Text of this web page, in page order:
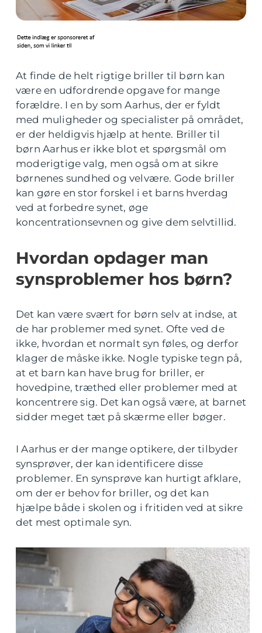
At finde de helt rigtige briller til børn kan
være en udfordrende opgave for mange
forældre. I en by som Aarhus, der er fyldt
med muligheder og specialister på området,
er der heldigvis hjælp at hente. Briller til
børn Aarhus er ikke blot et spørgsmål om
moderigtige valg, men også om at sikre
børnenes sundhed og velvære. Gode briller
kan gøre en stor forskel i et barns hverdag
ved at forbedre synet, øge
koncentrationsevnen og give dem selvtillid.
Hvordan opdager man
synsproblemer hos børn?
Det kan være svært for børn selv at indse, at
de har problemer med synet. Ofte ved de
ikke, hvordan et normalt syn føles, og derfor
klager de måske ikke. Nogle typiske tegn på,
at et barn kan have brug for briller, er
hovedpine, træthed eller problemer med at
koncentrere sig. Det kan også være, at barnet
sidder meget tæt på skærme eller bøger.
I Aarhus er der mange optikere, der tilbyder
synsprøver, der kan identificere disse
problemer. En synsprøve kan hurtigt afklare,
om der er behov for briller, og det kan
hjælpe både i skolen og i fritiden ved at sikre
det mest optimale syn.